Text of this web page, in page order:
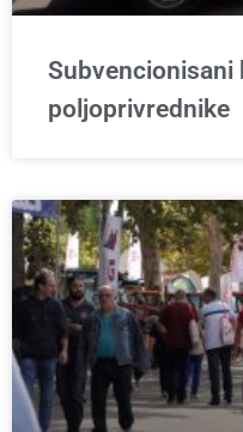
Subvencionisani
poljoprivrednike